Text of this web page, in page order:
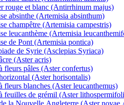
rouge et blanc (Antirrhinum majus)
absinthe (Artemisia absinthum)
champêtre (Artemisia campestris)
leucanthème (Artemisia
de Pont (Artemisia pontica)
de Syrie (Asclepias Syriaca)
(Aster acris)
fleurs pâles (Aster confertus)
(Aster horisontalis)
fleurs blanches (Aster leucanthemus)
feuilles de grémil (Aster
la Nouvelle Angleterre (Aster novae